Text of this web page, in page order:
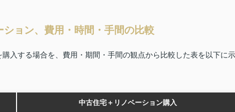
ョン、費用・時間・手間の比較
入する場合を、費用・期間・手間の観点から比較した表を以下に示
中古住宅＋リノベーション購入